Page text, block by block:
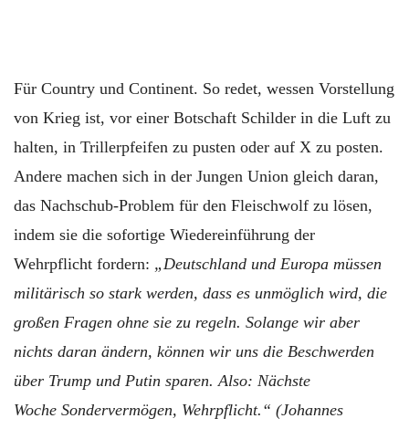
Für Country und Continent. So redet, wessen Vorstellung
von Krieg ist, vor einer Botschaft Schilder in die Luft zu
halten, in Trillerpfeifen zu pusten oder auf X zu posten.
Andere machen sich in der Jungen Union gleich daran,
das Nachschub-Problem für den Fleischwolf zu lösen,
indem sie die sofortige Wiedereinführung der
Wehrpflicht fordern: „Deutschland und Europa müssen
militärisch so stark werden, dass es unmöglich wird, die
großen Fragen ohne sie zu regeln. Solange wir aber
nichts daran ändern, können wir uns die Beschwerden
über Trump und Putin sparen. Also: Nächste
Woche Sondervermögen, Wehrpflicht.“ (Johannes